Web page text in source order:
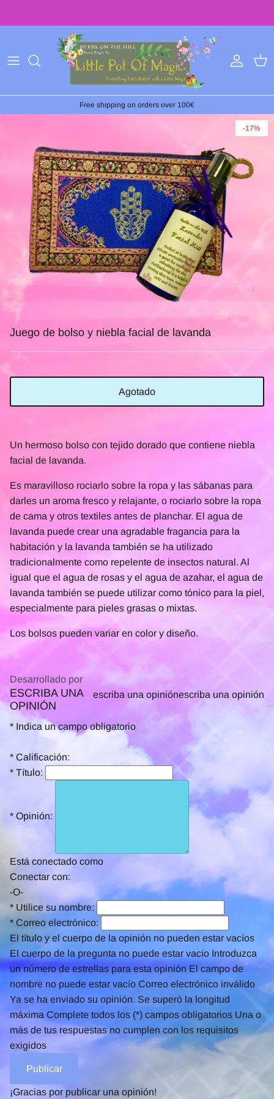
Free shipping on orders over 100€
-17%
Juego de bolso y niebla facial de lavanda
Agotado
Un hermoso bolso con tejido dorado que contiene niebla
facial de lavanda.
Es maravilloso rociarlo sobre la ropa y las sábanas para
darles un aroma fresco y relajante, o rociarlo sobre la ropa
de cama y otros textiles antes de planchar. El agua de
lavanda puede crear una agradable fragancia para la
habitación y la lavanda también se ha utilizado
tradicionalmente como repelente de insectos natural. Al
igual que el agua de rosas y el agua de azahar, el agua de
lavanda también se puede utilizar como tónico para la piel,
especialmente para pieles grasas o mixtas.
Los bolsos pueden variar en color y diseño.
Desarrollado por
0.0
star
rating
escriba una opinión
escriba una opinión
ESCRIBA UNA
OPINIÓN
* Indica un campo obligatorio
* Calificación:
* Título:
* Opinión:
Está conectado como
Conectar con:
-O-
* Utilice su nombre:
* Correo electrónico:
El título y el cuerpo de la opinión no pueden estar vacíos
El cuerpo de la pregunta no puede estar vacío Introduzca
un número de estrellas para esta opinión El campo de
nombre no puede estar vacío Correo electrónico inválido
Ya se ha enviado su opinión. Se superó la longitud
máxima Complete todos los (*) campos obligatorios Una o
más de tus respuestas no cumplen con los requisitos
exigidos
¡Gracias por publicar una opinión!